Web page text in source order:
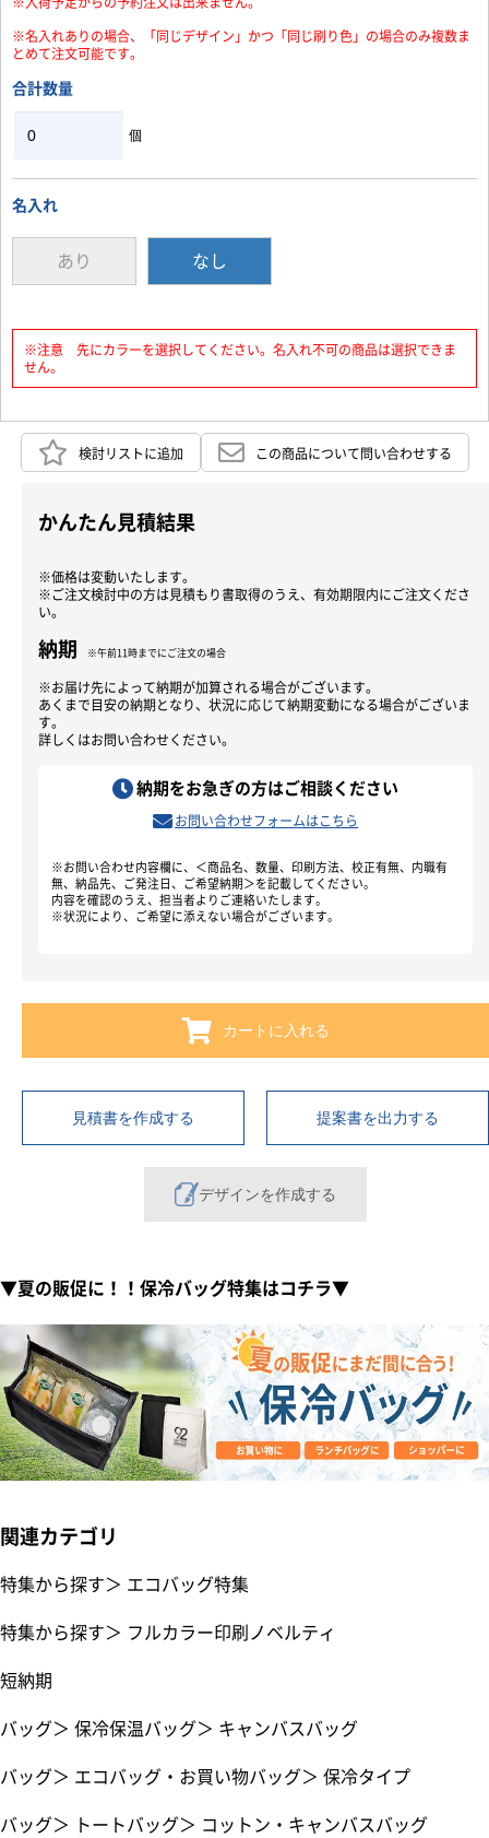
※名入れありの場合、「同じデザイン」かつ「同じ刷り色」の場合のみ複数ま
とめて注文可能です。
合計数量
個
名入れ
あり なし
※注意 先にカラーを選択してください。名入れ不可の商品は選択できま
せん。
検討リストに追加 この商品について問い合わせする
かんたん見積結果
※価格は変動いたします。
※ご注文検討中の方は見積もり書取得のうえ、有効期限内にご注文くださ
い。
納期 ※午前11時までにご注文の場合
※お届け先によって納期が加算される場合がございます。
あくまで目安の納期となり、状況に応じて納期変動になる場合がございま
す。
詳しくはお問い合わせください。
納期をお急ぎの方はご相談ください
お問い合わせフォームはこちら
※お問い合わせ内容欄に、＜商品名、数量、印刷方法、校正有無、内職有
無、納品先、ご発注日、ご希望納期＞を記載してください。
内容を確認のうえ、担当者よりご連絡いたします。
※状況により、ご希望に添えない場合がございます。
カートに入れる
見積書を作成する 提案書を出力する
デザインを作成する
▼夏の販促に！！保冷バッグ特集はコチラ▼
関連カテゴリ
特集から探す＞ エコバッグ特集
特集から探す＞ フルカラー印刷ノベルティ
短納期
バッグ＞ 保冷保温バッグ＞ キャンバスバッグ
バッグ＞ エコバッグ・お買い物バッグ＞ 保冷タイプ
バッグ＞ トートバッグ＞ コットン・キャンバスバッグ